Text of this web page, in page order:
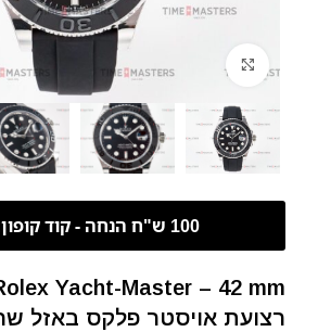
לחצו להגדלה
רצועת אויסטר פלקס באזל